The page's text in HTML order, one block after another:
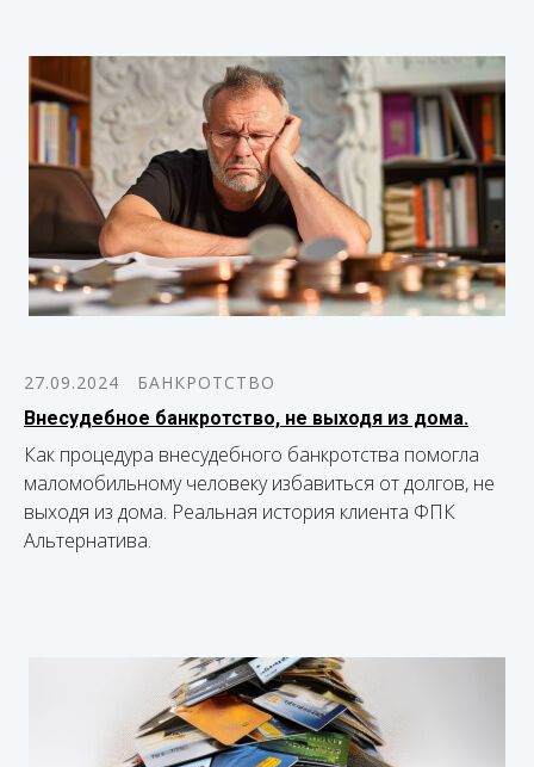
27.09.2024
БАНКРОТСТВО
Внесудебное банкротство, не выходя из дома.
Как процедура внесудебного банкротства помогла
маломобильному человеку избавиться от долгов, не
выходя из дома. Реальная история клиента ФПК
Альтернатива.